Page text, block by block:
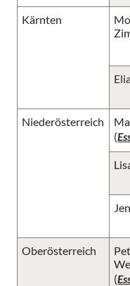
Kärnten
Niederösterreich
(
Oberösterreich
(